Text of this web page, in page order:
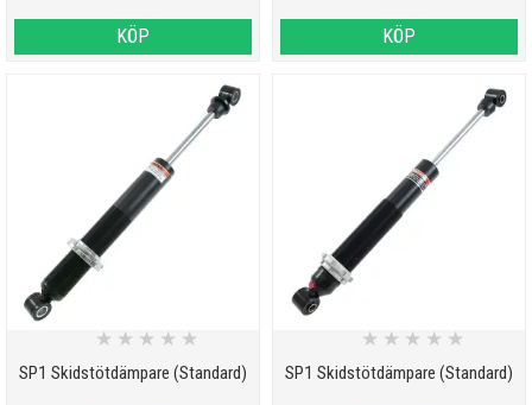
KÖP KÖP
SP1 Skidstötdämpare (Standard)
★ ★ ★ ★ ★
SP1 Skidstötdämpare (Standard)
★ ★ ★ ★ ★